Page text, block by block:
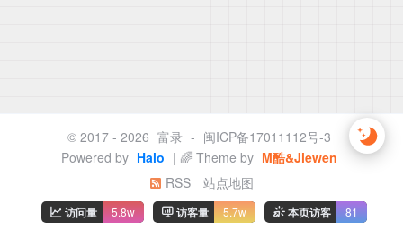
© 2017 - 2026 富录 - 闽ICP备17011112号-3
Powered by Halo | 🌈 Theme by M酷&Jiewen
RSS
站点地图
访问量 5.8w 访客量 5.7w 本页访客 81